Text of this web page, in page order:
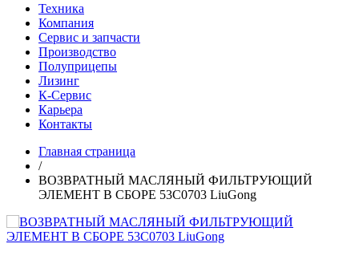
Техника
Компания
Сервис и запчасти
Производство
Полуприцепы
Лизинг
К-Сервис
Карьера
Контакты
Главная страница
/
ВОЗВРАТНЫЙ МАСЛЯНЫЙ ФИЛЬТРУЮЩИЙ
ЭЛЕМЕНТ В СБОРЕ 53C0703 LiuGong